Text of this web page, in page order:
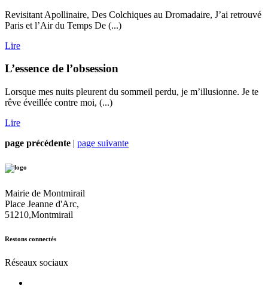
Revisitant Apollinaire, Des Colchiques au Dromadaire, J’ai retrouvé
Paris et l’Air du Temps De (...)
Lire
L’essence de l’obsession
Lorsque mes nuits pleurent du sommeil perdu, je m’illusionne. Je te
rêve éveillée contre moi, (...)
Lire
page précédente | page suivante
Mairie de Montmirail
Place Jeanne d'Arc,
51210,Montmirail
Restons connectés
Réseaux sociaux